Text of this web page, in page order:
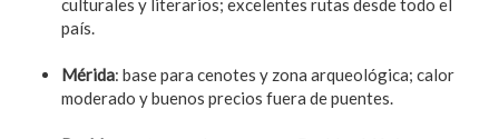
culturales y literarios; excelentes rutas desde todo el
país.
Mérida: base para cenotes y zona arqueológica; calor
moderado y buenos precios fuera de puentes.